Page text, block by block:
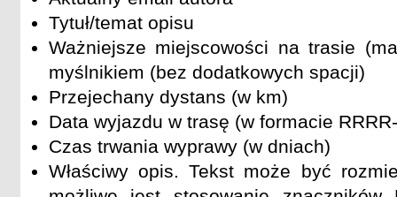
Tytuł/temat opisu
Ważniejsze miejscowości na trasie
myślnikiem (bez dodatkowych spacji)
Przejechany dystans (w km)
Data wyjazdu w trasę (w formacie
Czas trwania wyprawy (w dniach)
Właściwy opis. Tekst może być